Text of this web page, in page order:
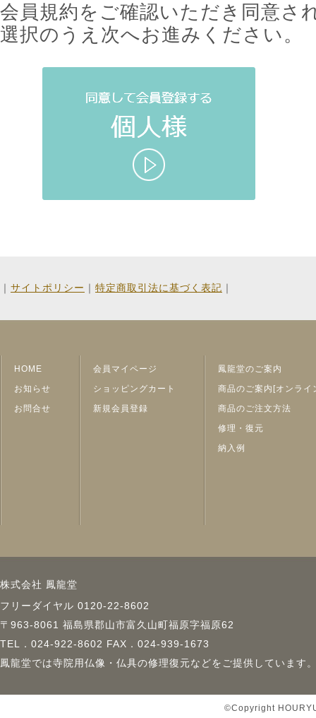
「当社」とは、株式会社鳳龍堂をい
「会員」とは、本規約に同意の上、
た個人・法人をいいます。
「サービス」とは、当社が運営する
ト」といいます）において当社が提
グおよび会員向けのサービスをいい
「取引」とは、当社が運営するオン
て行う、お買い物をいいます。
他当社が定める規約、ガイドライン
本規約は、すべての会員に適用され、
用について、以下のとおり本規約を定
第３条 会員
会員は、会員サービスへの入会申し
約の内容を承諾しているものとみな
会員は、会員としての地位およびサ
第４条 会員登録手続
会員資格
会員資格
手続完了後に会員としての資格を有
会員規約をご確認いただき同意さ
選択のうえ次へお進みください。
｜ サイトポリシー ｜ 特定商取引法に基づく表記 ｜
HOME
お知らせ
お問合せ
会員マイページ
ショッピングカート
新規会員登録
鳳龍堂のご案内
商品のご案内[オンライ
商品のご注文方法
修理・復元
納入例
株式会社 鳳龍堂
フリーダイヤル 0120-22-8602
〒963-8061 福島県郡山市富久山町福原字福原62
TEL．024-922-8602 FAX．024-939-1673
鳳龍堂では寺院用仏像・仏具の修理復元などをご提供しています
©Copyright